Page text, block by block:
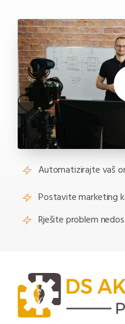
Automatizirajte vaš
Postavite marketing
Rješite problem